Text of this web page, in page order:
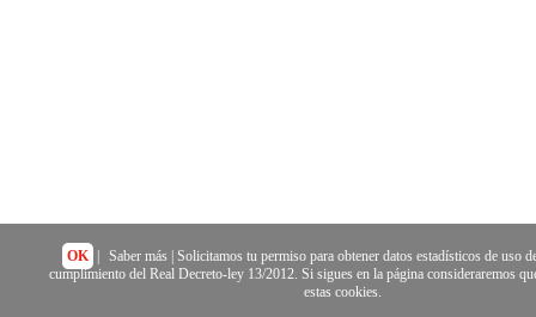
OK Saber más | Solicitamos tu permiso para obtener datos estadísticos de uso
cumplimiento del Real Decreto-ley 13/2012. Si sigues en la página consideraremos
estas cookies.